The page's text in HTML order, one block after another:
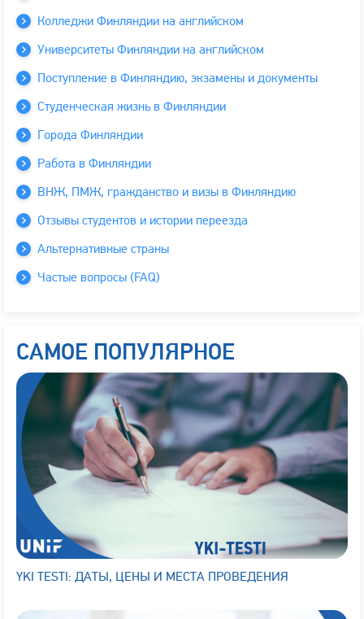
Колледжи Финляндии на английском
Университеты Финляндии на английском
Поступление в Финляндию, экзамены и документы
Студенческая жизнь в Финляндии
Города Финляндии
Работа в Финляндии
ВНЖ, ПМЖ, гражданство и визы в Финляндию
Отзывы студентов и истории переезда
Альтернативные страны
Частые вопросы (FAQ)
САМОЕ ПОПУЛЯРНОЕ
YKI TESTI: ДАТЫ, ЦЕНЫ И МЕСТА ПРОВЕДЕНИЯ